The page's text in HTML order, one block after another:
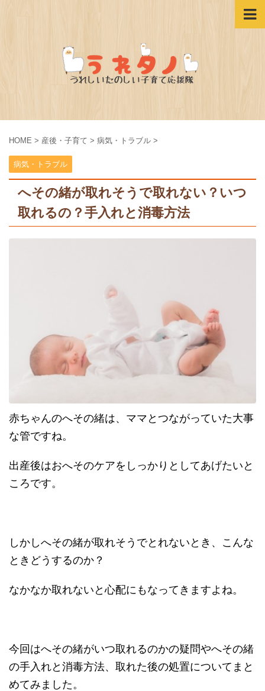
HOME > 産後・子育て > 病気・トラブル >
病気・トラブル
へその緒が取れそうで取れない？いつ
取れるの？手入れと消毒方法
赤ちゃんのへその緒は、ママとつながっていた大事
な管ですね。
出産後はおへそのケアをしっかりとしてあげたいと
ころです。
しかしへその緒が取れそうでとれないとき、こんな
ときどうするのか？
なかなか取れないと心配にもなってきますよね。
今回はへその緒がいつ取れるのかの疑問やへその緒
の手入れと消毒方法、取れた後の処置についてまと
めてみました。